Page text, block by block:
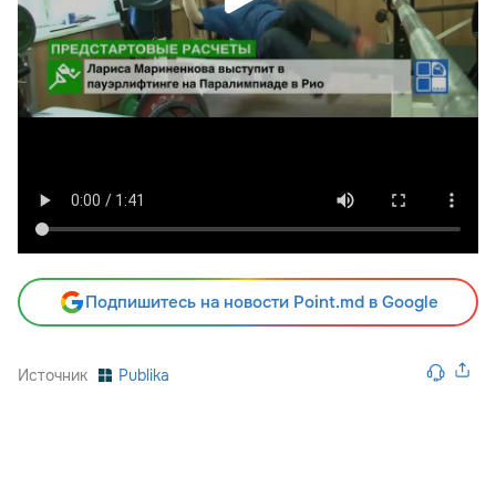
Подпишитесь на новости Point.md в Google
Источник Publika